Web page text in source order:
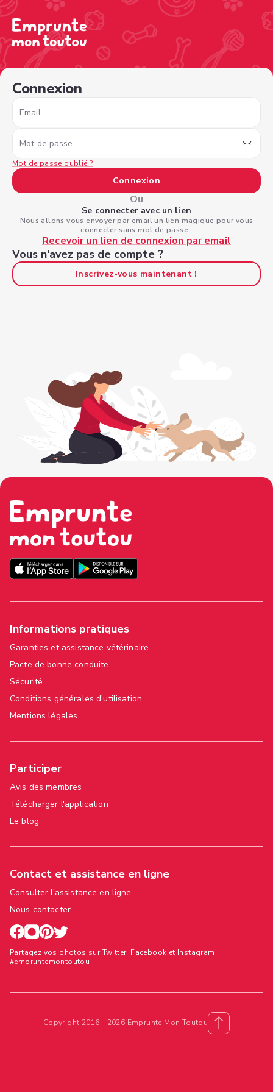
Connexion
Email
Mot de passe
Mot de passe oublié ?
Connexion
Ou
Se connecter avec un lien
Nous allons vous envoyer par email un lien magique pour vous
connecter sans mot de passe :
Recevoir un lien de connexion par email
Vous n'avez pas de compte ?
Inscrivez-vous maintenant !
Informations pratiques
Garanties et assistance vétérinaire
Pacte de bonne conduite
Sécurité
Conditions générales d'utilisation
Mentions légales
Participer
Avis des membres
Télécharger l'application
Le blog
Contact et assistance en ligne
Consulter l'assistance en ligne
Nous contacter
Partagez vos photos sur Twitter, Facebook et Instagram
#empruntemontoutou
Copyright 2016 - 2026 Emprunte Mon Toutou
/sign-in?nextPage=%2Fview-profile%2Fc4974678-58b6-